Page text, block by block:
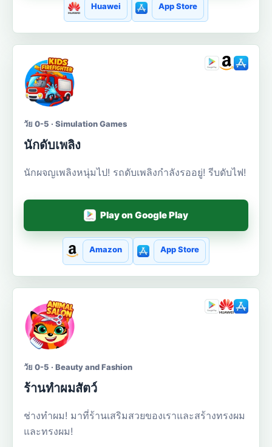
Huawei App Store
วัย 0-5 · Simulation Games
นักดับเพลิง
นักผจญเพลิงหนุ่มไป! รถดับเพลิงกำลังรออยู่! รีบดับไฟ!
Play on Google Play
Amazon App Store
วัย 0-5 · Beauty and Fashion
ร้านทำผมสัตว์
ช่างทำผม! มาที่ร้านเสริมสวยของเราและสร้างทรงผม
และทรงผม!